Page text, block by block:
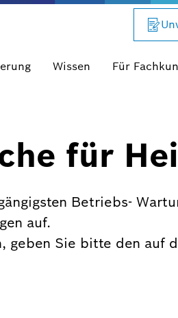
Wissen Für
für
Betriebs-
auf.
geben Sie bitte den auf